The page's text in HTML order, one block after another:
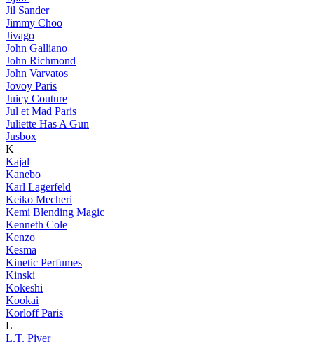
Jil Sander
Jimmy Choo
Jivago
John Galliano
John Richmond
John Varvatos
Jovoy Paris
Juicy Couture
Jul et Mad Paris
Juliette Has A Gun
Jusbox
K
Kajal
Kanebo
Karl Lagerfeld
Keiko Mecheri
Kemi Blending Magic
Kenneth Cole
Kenzo
Kesma
Kinetic Perfumes
Kinski
Kokeshi
Kookai
Korloff Paris
L
L.T. Piver